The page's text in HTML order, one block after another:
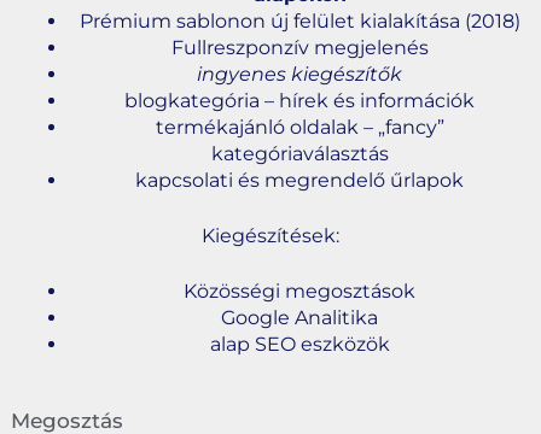
Prémium sablonon új felület kialakítása (2018)
Fullreszponzív megjelenés
ingyenes kiegészítők
blogkategória – hírek és információk
termékajánló oldalak – „fancy”
kategóriaválasztás
kapcsolati és megrendelő űrlapok
Kiegészítések:
Közösségi megosztások
Google Analitika
alap SEO eszközök
Megosztás